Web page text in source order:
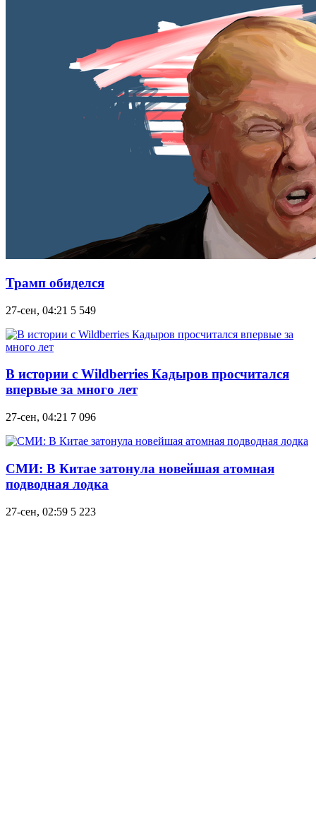
Трамп обиделся
27-сен, 04:21 5 549
В истории с Wildberries Кадыров просчитался
впервые за много лет
27-сен, 04:21 7 096
СМИ: В Китае затонула новейшая атомная
подводная лодка
27-сен, 02:59 5 223